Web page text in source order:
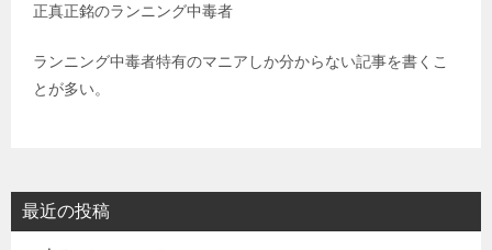
正真正銘のランニング中毒者
ランニング中毒者特有のマニアしか分からない記事を書くこ
とが多い。
最近の投稿